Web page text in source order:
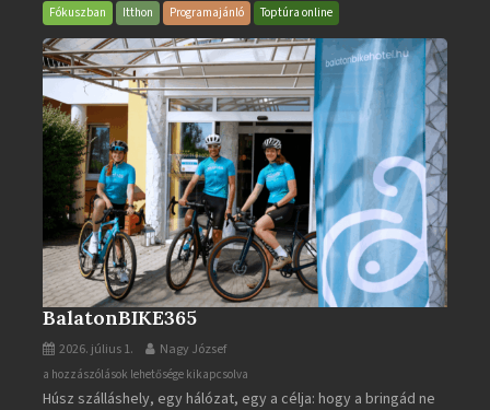
bejegyzéshez
Fókuszban Itthon Programajánló Toptúra online
BalatonBIKE365
2026. július 1. Nagy József
BalatonBIKE365
bejegyzéshez
a hozzászólások lehetősége kikapcsolva
Húsz szálláshely, egy hálózat, egy a célja: hogy a bringád ne